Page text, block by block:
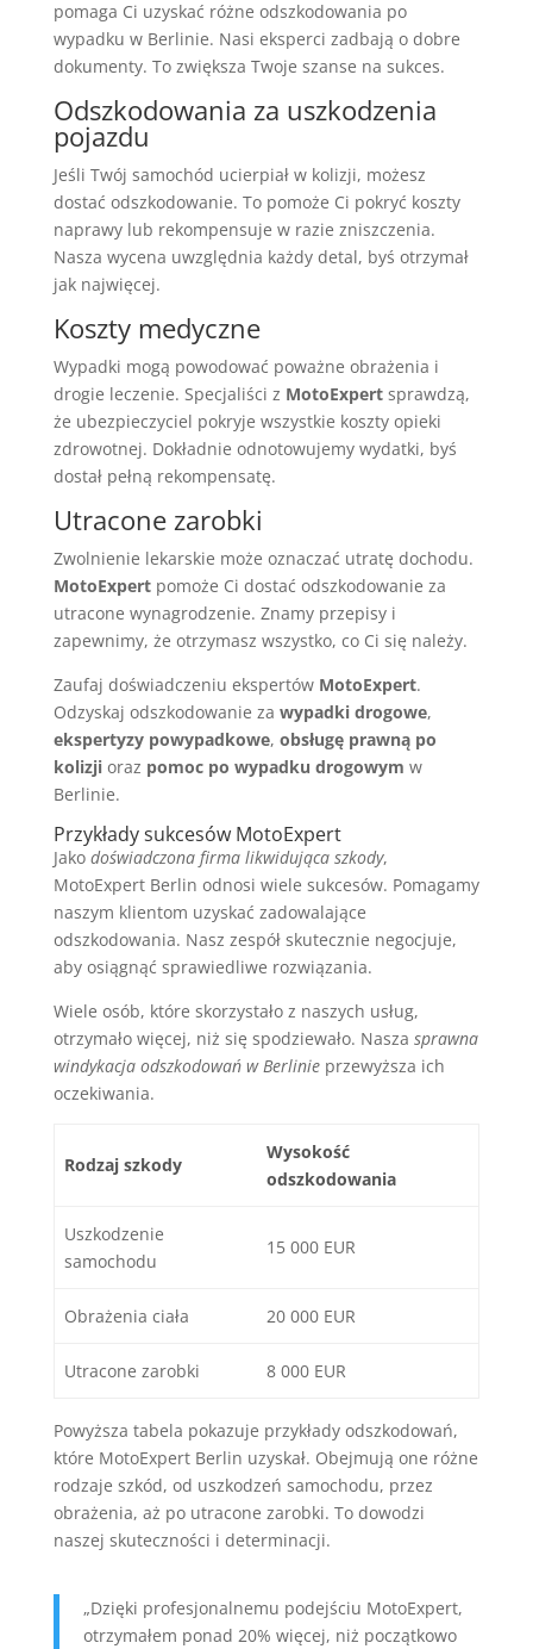
pomaga Ci uzyskać różne odszkodowania po
wypadku w Berlinie. Nasi eksperci zadbają o dobre
dokumenty. To zwiększa Twoje szanse na sukces.
Odszkodowania za uszkodzenia
pojazdu
Jeśli Twój samochód ucierpiał w kolizji, możesz
dostać odszkodowanie. To pomoże Ci pokryć koszty
naprawy lub rekompensuje w razie zniszczenia.
Nasza wycena uwzględnia każdy detal, byś otrzymał
jak najwięcej.
Koszty medyczne
Wypadki mogą powodować poważne obrażenia i
drogie leczenie. Specjaliści z MotoExpertsprawdzą,
że ubezpieczyciel pokryje wszystkie koszty opieki
zdrowotnej. Dokładnie odnotowujemy wydatki, byś
dostał pełną rekompensatę.
Utracone zarobki
Zwolnienie lekarskie może oznaczać utratę dochodu.
MotoExpertpomoże Ci dostać odszkodowanie za
utracone wynagrodzenie. Znamy przepisy i
zapewnimy, że otrzymasz wszystko, co Ci się należy.
Zaufaj doświadczeniu ekspertów MotoExpert.
Odzyskaj odszkodowanie za wypadki drogowe,
ekspertyzy powypadkowe, obsługę prawną po
kolizjioraz pomoc po wypadku drogowym w
Berlinie.
Przykłady sukcesów MotoExpert
Jako doświadczona firma likwidująca szkody,
MotoExpert Berlin odnosi wiele sukcesów. Pomagamy
naszym klientom uzyskać zadowalające
odszkodowania. Nasz zespół skutecznie negocjuje,
aby osiągnąć sprawiedliwe rozwiązania.
Wiele osób, które skorzystało z naszych usług,
otrzymało więcej, niż się spodziewało. Nasza sprawna
windykacja odszkodowań w Berlinieprzewyższa ich
oczekiwania.
Rodzaj szkody
Wysokość
odszkodowania
Uszkodzenie
samochodu
15 000 EUR
Obrażenia ciała 20 000 EUR
Utracone zarobki 8 000 EUR
Powyższa tabela pokazuje przykłady odszkodowań,
które MotoExpert Berlin uzyskał. Obejmują one różne
rodzaje szkód, od uszkodzeń samochodu, przez
obrażenia, aż po utracone zarobki. To dowodzi
naszej skuteczności i determinacji.
„Dzięki profesjonalnemu podejściu MotoExpert,
otrzymałem ponad 20% więcej, niż początkowo